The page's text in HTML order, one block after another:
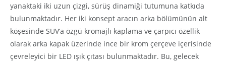
yanaktaki iki uzun çizgi, sürüş dinamiği tutumuna katkıda
bulunmaktadır. Her iki konsept aracın arka bölümünün alt
köşesinde SUV’a özgü kromajlı kaplama ve çarpıcı özellik
olarak arka kapak üzerinde ince bir krom çerçeve içerisinde
çevreleyici bir LED ışık çıtası bulunmaktadır. Bu, gelecek